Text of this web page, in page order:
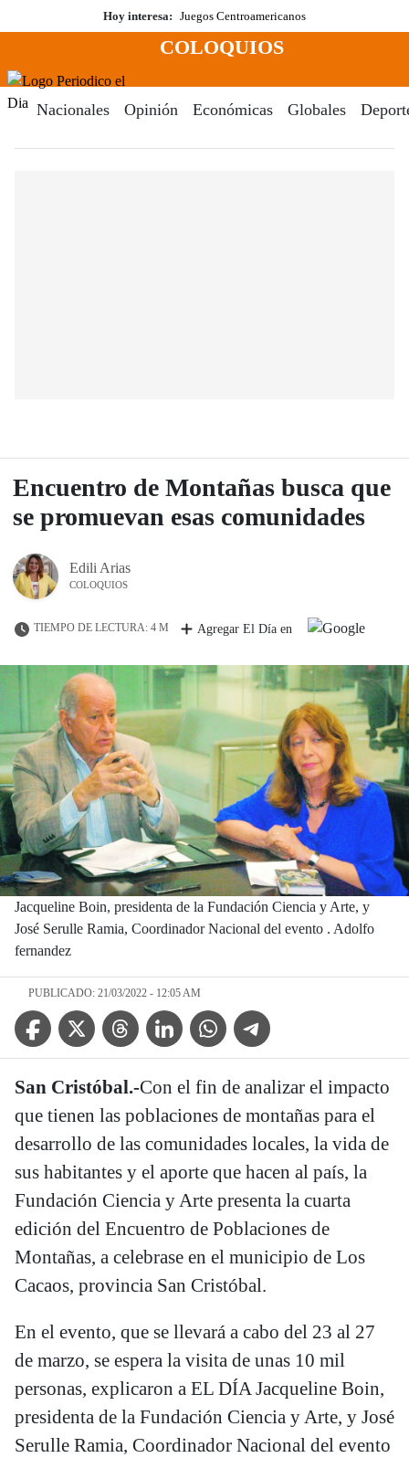
al
Hoy interesa: Juegos Centroamericanos
Menú
COLOQUIOS
Nacionales Opinión Económicas Globales
Encuentro de Montañas busca que
se promuevan esas comunidades
Edili Arias
COLOQUIOS
TIEMPO DE LECTURA: 4 M Agregar El Día en
Jacqueline Boin, presidenta de la Fundación Ciencia y Arte, y
José Serulle Ramia, Coordinador Nacional del evento . Adolfo
fernandez
PUBLICADO: 21/03/2022 - 12:05 AM
Facebook IconTwitter IconThreads IconLinkedin IconWhatsApp IconTelegram Icon
San Cristóbal.-Con el fin de analizar el impacto
que tienen las poblaciones de montañas para el
desarrollo de las comunidades locales, la vida de
sus habitantes y el aporte que hacen al país, la
Fundación Ciencia y Arte presenta la cuarta
edición del Encuentro de Poblaciones de
Montañas, a celebrase en el municipio de Los
Cacaos, provincia San Cristóbal.
En el evento, que se llevará a cabo del 23 al 27
de marzo, se espera la visita de unas 10 mil
personas, explicaron a EL DÍA Jacqueline Boin,
presidenta de la Fundación Ciencia y Arte, y José
Serulle Ramia, Coordinador Nacional del evento